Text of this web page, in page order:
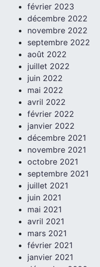
février 2023
décembre 2022
novembre 2022
septembre 2022
août 2022
juillet 2022
juin 2022
mai 2022
avril 2022
février 2022
janvier 2022
décembre 2021
novembre 2021
octobre 2021
septembre 2021
juillet 2021
juin 2021
mai 2021
avril 2021
mars 2021
février 2021
janvier 2021